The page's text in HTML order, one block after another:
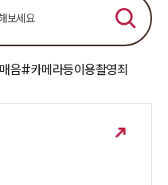
음#카메라등이용촬영죄